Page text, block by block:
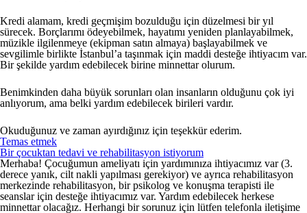
Kredi alamam, kredi geçmişim bozulduğu için düzelmesi bir yıl
sürecek. Borçlarımı ödeyebilmek, hayatımı yeniden planlayabilmek,
müzikle ilgilenmeye (ekipman satın almaya) başlayabilmek ve
sevgilimle birlikte İstanbul’a taşınmak için maddi desteğe ihtiyacım var.
Bir şekilde yardım edebilecek birine minnettar olurum.
Benimkinden daha büyük sorunları olan insanların olduğunu çok iyi
anlıyorum, ama belki yardım edebilecek birileri vardır.
Okuduğunuz ve zaman ayırdığınız için teşekkür ederim.
Temas etmek
Bir çocuktan tedavi ve rehabilitasyon istiyorum
Merhaba! Çocuğumun ameliyatı için yardımınıza ihtiyacımız var (3.
derece yanık, cilt nakli yapılması gerekiyor) ve ayrıca rehabilitasyon
merkezinde rehabilitasyon, bir psikolog ve konuşma terapisti ile
seanslar için desteğe ihtiyacımız var. Yardım edebilecek herkese
minnettar olacağız. Herhangi bir sorunuz için lütfen telefonla iletişime